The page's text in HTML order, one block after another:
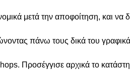
μετά την αποφοίτηση, και να
πάνω τους δικά του
Προσέγγισε αρχικά το